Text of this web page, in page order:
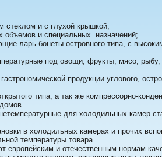
стеклом и с глухой крышкой;
и специальных назначений;
ларь-бонеты островного типа, с
под овощи, фрукты, мясо,
продукции углового,
типа, а так же компрессорно-
для холодильных камер
в холодильных камерах и прочих
температуры товара.
европейским и отечественным нормам